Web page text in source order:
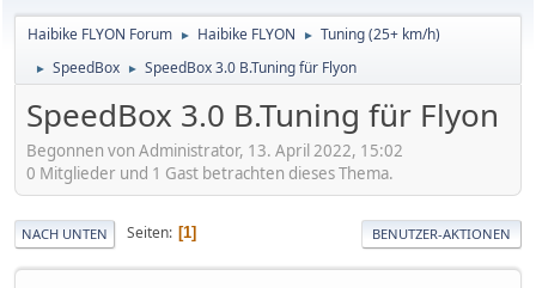
Haibike FLYON Forum ► Haibike FLYON ► Tuning (25+ km/h)
► SpeedBox ► SpeedBox 3.0 B.Tuning für Flyon
SpeedBox 3.0 B.Tuning für Flyon
Begonnen von Administrator, 13. April 2022, 15:02
0 Mitglieder und 1 Gast betrachten dieses Thema.
NACH UNTEN Seiten 1 BENUTZER-AKTIONEN